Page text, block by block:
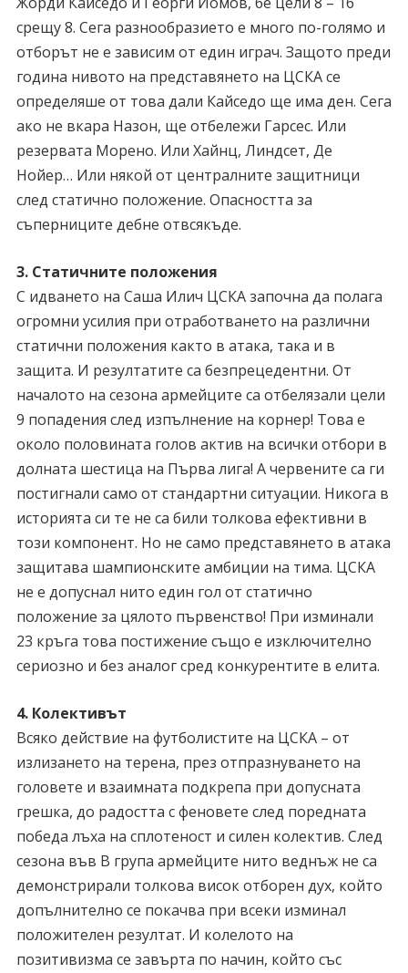
срещу 8. Сега разнообразието е много по-голямо и
отборът не е зависим от един играч. Защото преди
година нивото на представянето на ЦСКА се
определяше от това дали Кайседо ще има ден. Сега
ако не вкара Назон, ще отбележи Гарсес. Или
резервата Морено. Или Хайнц, Линдсет, Де
Нойер… Или някой от централните защитници
след статично положение. Опасността за
съперниците дебне отвсякъде.
3. Статичните положения
С идването на Саша Илич ЦСКА започна да полага
огромни усилия при отработването на различни
статични положения както в атака, така и в
защита. И резултатите са безпрецедентни. От
началото на сезона армейците са отбелязали цели
9 попадения след изпълнение на корнер! Това е
около половината голов актив на всички отбори в
долната шестица на Първа лига! А червените са ги
постигнали само от стандартни ситуации. Никога в
историята си те не са били толкова ефективни в
този компонент. Но не само представянето в атака
защитава шампионските амбиции на тима. ЦСКА
не е допуснал нито един гол от статично
положение за цялото първенство! При изминали
23 кръга това постижение също е изключително
сериозно и без аналог сред конкурентите в елита.
4. Колективът
Всяко действие на футболистите на ЦСКА – от
излизането на терена, през отпразнуването на
головете и взаимната подкрепа при допусната
грешка, до радостта с феновете след поредната
победа лъха на сплотеност и силен колектив. След
сезона във В група армейците нито веднъж не са
демонстрирали толкова висок отборен дух, който
допълнително се покачва при всеки изминал
положителен резултат. И колелото на
позитивизма се завърта по начин, който със